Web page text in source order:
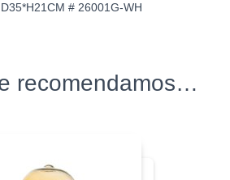
# 26001G-WH
recomendamos…